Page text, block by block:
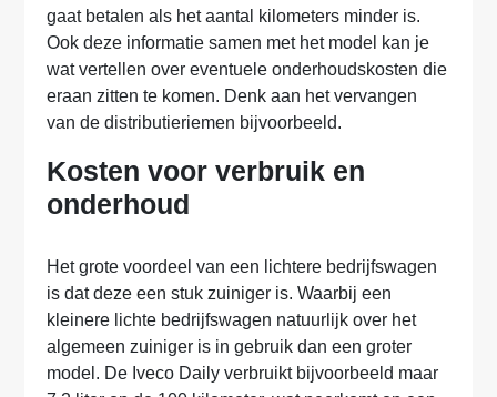
gaat betalen als het aantal kilometers minder is.
Ook deze informatie samen met het model kan je
wat vertellen over eventuele onderhoudskosten die
eraan zitten te komen. Denk aan het vervangen
van de distributieriemen bijvoorbeeld.
Kosten voor verbruik en
onderhoud
Het grote voordeel van een lichtere bedrijfswagen
is dat deze een stuk zuiniger is. Waarbij een
kleinere lichte bedrijfswagen natuurlijk over het
algemeen zuiniger is in gebruik dan een groter
model. De Iveco Daily verbruikt bijvoorbeeld maar